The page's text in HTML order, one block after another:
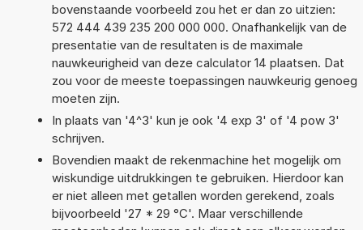
bovenstaande voorbeeld zou het er dan zo uitzien:
572 444 439 235 200 000 000. Onafhankelijk van de
presentatie van de resultaten is de maximale
nauwkeurigheid van deze calculator 14 plaatsen. Dat
zou voor de meeste toepassingen nauwkeurig genoeg
moeten zijn.
In plaats van '4^3' kun je ook '4 exp 3' of '4 pow 3'
schrijven.
Bovendien maakt de rekenmachine het mogelijk om
wiskundige uitdrukkingen te gebruiken. Hierdoor kan
er niet alleen met getallen worden gerekend, zoals
bijvoorbeeld '27 * 29 °C'. Maar verschillende